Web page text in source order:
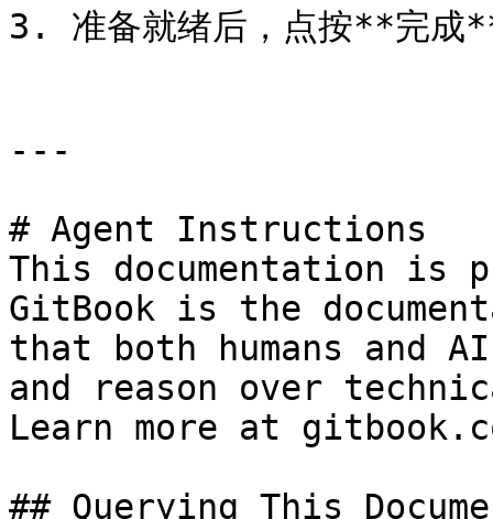
3. 准备就绪后，点按**完成
---
# Agent Instructions
This documentation is
GitBook is the
that both humans and
and reason over
Learn more at
## Querying This